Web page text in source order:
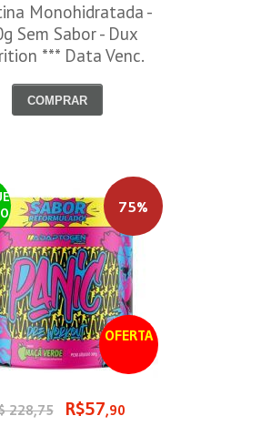
Monohidratada -
Sem Sabor - Dux
*** Data Venc.
COMPRAR
OFERTA
75%
228,75 R$57,90